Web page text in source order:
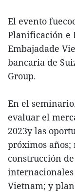
El evento
Planificación e
Embajadade
bancaria de
Group.
En el
evaluar el
2023y las
próximos años;
construcción
Vietnam; y